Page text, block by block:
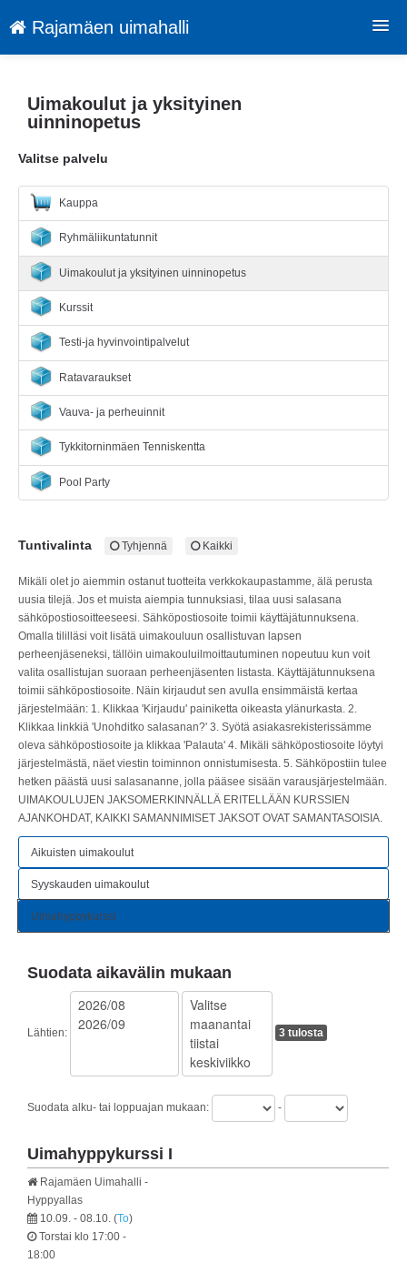
Rajamäen uimahalli
Tietosuojaseloste
Kirjaudu
Kieli: FI
Uimakoulut ja yksityinen
uinninopetus
Valitse palvelu
Kauppa
Ryhmäliikuntatunnit
Uimakoulut ja yksityinen uinninopetus
Kurssit
Testi-ja hyvinvointipalvelut
Ratavaraukset
Vauva- ja perheuinnit
Tykkitorninmäen Tenniskentta
Pool Party
Tuntivalinta Tyhjennä Kaikki
Mikäli olet jo aiemmin ostanut tuotteita verkkokaupastamme, älä perusta
uusia tilejä. Jos et muista aiempia tunnuksiasi, tilaa uusi salasana
sähköpostiosoitteeseesi. Sähköpostiosoite toimii käyttäjätunnuksena.
Omalla tililläsi voit lisätä uimakouluun osallistuvan lapsen
perheenjäseneksi, tällöin uimakouluilmoittautuminen nopeutuu kun voit
valita osallistujan suoraan perheenjäsenten listasta. Käyttäjätunnuksena
toimii sähköpostiosoite. Näin kirjaudut sen avulla ensimmäistä kertaa
järjestelmään: 1. Klikkaa 'Kirjaudu' painiketta oikeasta ylänurkasta. 2.
Klikkaa linkkiä 'Unohditko salasanan?' 3. Syötä asiakasrekisterissämme
oleva sähköpostiosoite ja klikkaa 'Palauta' 4. Mikäli sähköpostiosoite löytyi
järjestelmästä, näet viestin toiminnon onnistumisesta. 5. Sähköpostiin tulee
hetken päästä uusi salasananne, jolla pääsee sisään varausjärjestelmään.
UIMAKOULUJEN JAKSOMERKINNÄLLÄ ERITELLÄÄN KURSSIEN
AJANKOHDAT, KAIKKI SAMANNIMISET JAKSOT OVAT SAMANTASOISIA.
Aikuisten uimakoulut
Syyskauden uimakoulut
Uimahyppykurssi
Suodata aikavälin mukaan
Lähtien: 3 tulosta
Suodata alku- tai loppuajan mukaan: -
Uimahyppykurssi I
Rajamäen Uimahalli -
Hyppyallas
10.09. - 08.10. (To)
Torstai klo 17:00 -
18:00